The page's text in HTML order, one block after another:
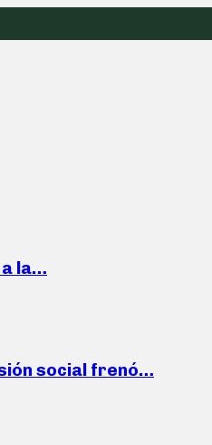
a la…
social frenó…